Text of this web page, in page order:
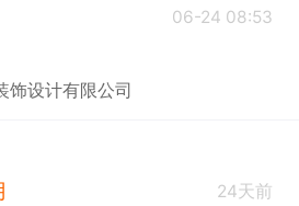
06-24 08:53
饰设计有限公司
24天前